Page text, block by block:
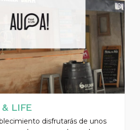
& LIFE
disfrutarás de unos